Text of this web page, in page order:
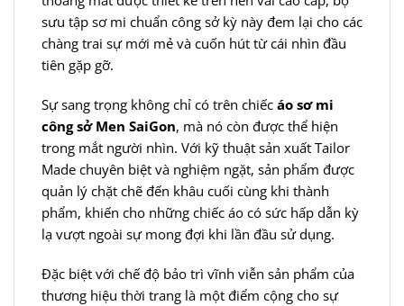
sưu tập sơ mi chuẩn công sở kỳ này đem lại cho các
chàng trai sự mới mẻ và cuốn hút từ cái nhìn đầu
tiên gặp gỡ.
Sự sang trọng không chỉ có trên chiếcáo sơ mi
công sở Men SaiGon, mà nó còn được thể hiện
trong mắt người nhìn. Với kỹ thuật sản xuấtTailor
Madechuyên biệt và nghiệm ngặt, sản phẩm được
quản lý chặt chẽ đến khâu cuối cùng khi thành
phẩm, khiến cho những chiếc áo có sức hấp dẫn kỳ
lạ vượt ngoài sự mong đợi khi lần đầu sử dụng.
Đặc biệt với chế độ bảo trì vĩnh viễn sản phẩm của
thương hiệu thời trang là một điểm cộng cho sự